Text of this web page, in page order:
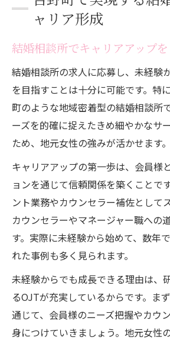
ャリア形成
結婚相談所でキャリアアップ
結婚相談所の求人に応募し、未経験
を目指すことは十分に可能です。特
町のような地域密着型の結婚相談所
ーズを的確に捉えたきめ細やかなサ
ため、地元女性の強みが活かせます。
キャリアアップの第一歩は、会員様
ョンを通じて信頼関係を築くことで
ント業務やカウンセラー補佐として
カウンセラーやマネージャー職への
す。実際に未経験から始めて、数年
れた事例も多く見られます。
未経験からでも成長できる理由は、
るOJTが充実しているからです。ま
通じて、会員様のニーズ把握やカウ
身につけていきましょう。地元女性